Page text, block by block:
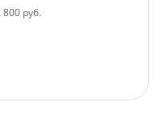
800 руб.